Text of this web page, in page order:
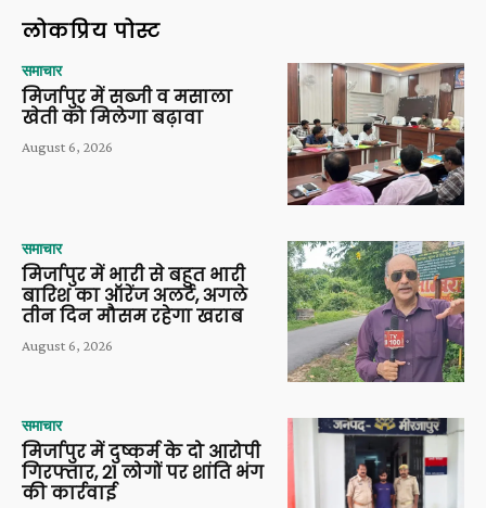
लोकप्रिय पोस्ट
समाचार
मिर्जापुर में सब्जी व मसाला
खेती को मिलेगा बढ़ावा
August 6, 2026
समाचार
मिर्जापुर में भारी से बहुत भारी
बारिश का ऑरेंज अलर्ट, अगले
तीन दिन मौसम रहेगा खराब
August 6, 2026
समाचार
मिर्जापुर में दुष्कर्म के दो आरोपी
गिरफ्तार, 21 लोगों पर शांति भंग
की कार्रवाई